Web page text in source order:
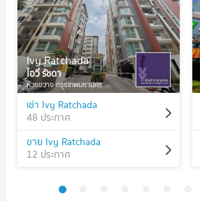
Ivy Ratchada
ไอวี่ รัชดา
ห้วยขวาง กรุงเทพมหานคร
เช่า Ivy Ratchada
48 ประกาศ
ขาย Ivy Ratchada
12 ประกาศ